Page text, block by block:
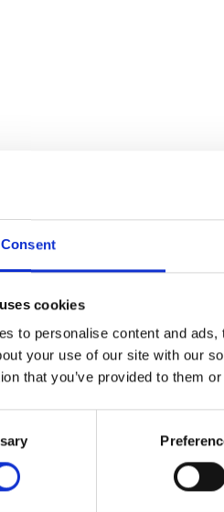
Consent
cookies
to personalise content and
your use of our site with our
that you’ve provided to them
που θέλουν να ξεχωρίσουν –
μοντέρνο σχέδιο.